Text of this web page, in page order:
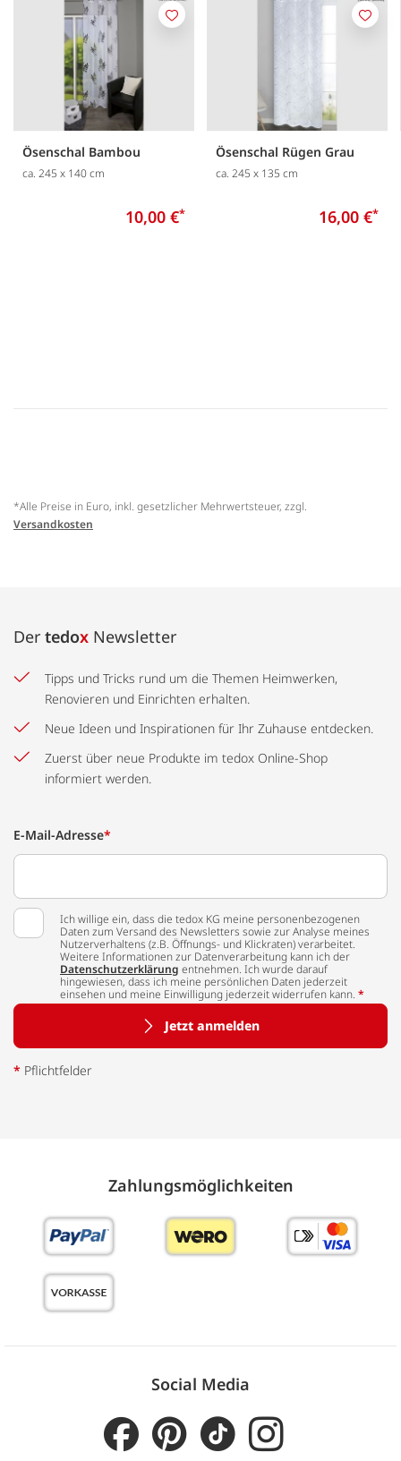
Ösenschal Bambou
ca. 245 x 140 cm
10,00 €*
Merken
Ösenschal Rügen Grau
ca. 245 x 135 cm
16,00 €*
*Alle Preise in Euro, inkl. gesetzlicher Mehrwertsteuer, zzgl.
Versandkosten
Der tedox Newsletter
Tipps und Tricks rund um die Themen Heimwerken,
Renovieren und Einrichten erhalten.
Neue Ideen und Inspirationen für Ihr Zuhause entdecken.
Zuerst über neue Produkte im tedox Online-Shop
informiert werden.
E-Mail-Adresse*
Ich willige ein, dass die tedox KG meine personenbezogenen
Daten zum Versand des Newsletters sowie zur Analyse meines
Nutzerverhaltens (z.B. Öffnungs- und Klickraten) verarbeitet.
Weitere Informationen zur Datenverarbeitung kann ich der
Datenschutzerklärung entnehmen. Ich wurde darauf
hingewiesen, dass ich meine persönlichen Daten jederzeit
einsehen und meine Einwilligung jederzeit widerrufen kann. *
Jetzt anmelden
* Pflichtfelder
Zahlungs­möglich­keiten
Social Media